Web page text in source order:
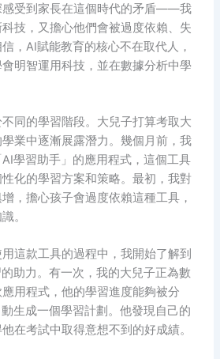
感受到家長在這個時代的矛盾——我
技，又擔心他們會被過度依賴、失
，AI賦能教育的核心不在取代人，
明智運用科技，並在數據分析中學
同的學習階段。大兒子打算考取大
業中逐漸展露潛力。幾個月前，我
學習助手」的應用程式，這個工具
化的學習方案和策略。最初，我對
，擔心孩子會過度依賴這種工具，
。
這款工具的過程中，我開始了解到
助力。有一次，我的大兒子正為數
用程式，他的學習進度能夠被分
生成一個學習計劃。他發現自己的
在考試中取得意想不到的好成績。